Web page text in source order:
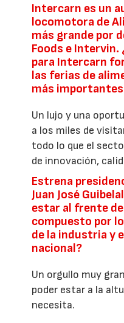
Intercarn es un
locomotora de
más grande por
Foods e Intervin.
para Intercarn
las ferias de
más
Un lujo y una
a los miles de
todo lo que el
de innovación,
Estrena
Juan José
estar al frente
compuesto por
de la industria y
nacional?
Un orgullo muy
poder estar a la
necesita.